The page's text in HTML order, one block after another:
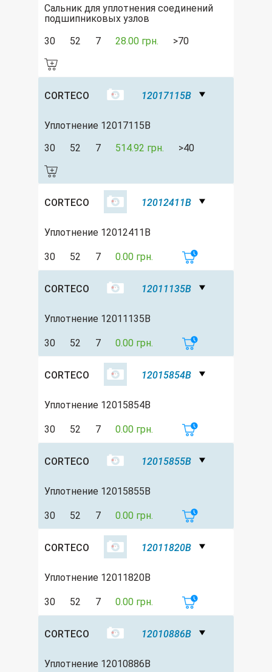
Сальник для уплотнения соединений
подшипниковых узлов
30
52 7 28.00 грн. >70
CORTECO 12017115B
Уплотнение 12017115B
30
52 7 514.92 грн. >40
CORTECO 12012411B
Уплотнение 12012411B
30 52 7 0.00 грн.
CORTECO 12011135B
Уплотнение 12011135B
30 52 7 0.00 грн.
CORTECO 12015854B
Уплотнение 12015854B
30 52 7 0.00 грн.
CORTECO 12015855B
Уплотнение 12015855B
30 52 7 0.00 грн.
CORTECO 12011820B
Уплотнение 12011820B
30 52 7 0.00 грн.
CORTECO 12010886B
Уплотнение 12010886B